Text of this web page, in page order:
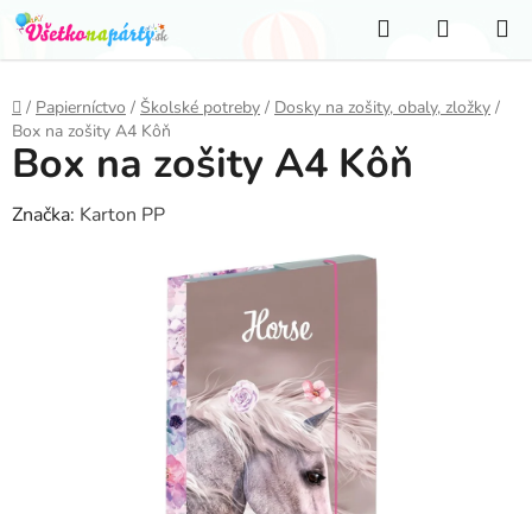
Prejsť
na
obsah
Hľadať
KOŠÍK
Domov
/ Papierníctvo / Školské potreby / Dosky na zošity, obaly, zložky /
Box na zošity A4 Kôň
Box na zošity A4 Kôň
Značka: Karton PP